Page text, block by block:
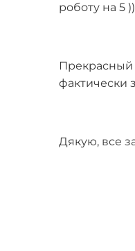
роботу на 5
Прекрасный
фактически
Дякую, все